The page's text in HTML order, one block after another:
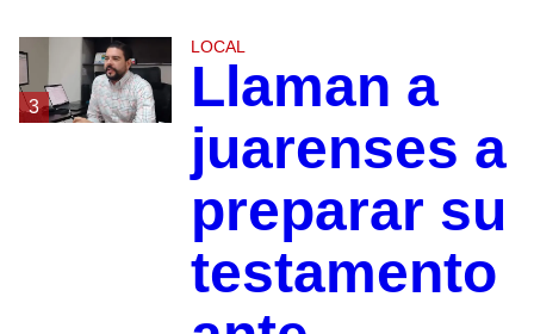
3
LOCAL
Llaman a
juarenses a
preparar su
testamento